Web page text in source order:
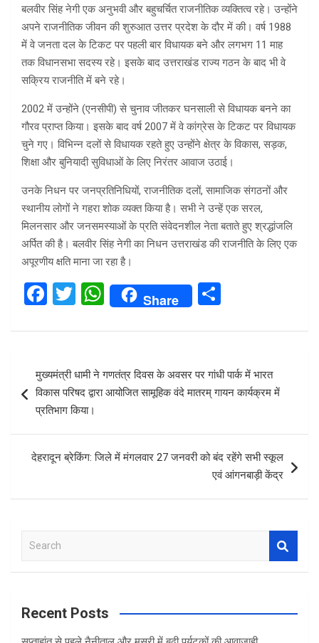
बलवीर सिंह नेगी एक अनुभवी और बहुचर्चित राजनीतिक व्यक्तित्व रहे। उन्होंने
अपने राजनीतिक जीवन की शुरुआत उत्तर प्रदेश के दौर में की। वर्ष 1988
में वे जनता दल के टिकट पर पहली बार विधायक बने और लगभग 11 माह
तक विधानसभा सदस्य रहे। इसके बाद उत्तराखंड राज्य गठन के बाद भी वे
सक्रिय राजनीति में बने रहे।
2002 में उन्होंने (एनसीपी) से चुनाव जीतकर घनसाली से विधायक बनने का
गौरव प्राप्त किया। इसके बाद वर्ष 2007 में वे कांग्रेस के टिकट पर विधायक
चुने गए। विभिन्न दलों से विधायक रहते हुए उन्होंने क्षेत्र के विकास, सड़क,
शिक्षा और बुनियादी सुविधाओं के लिए निरंतर आवाज उठाई।
उनके निधन पर जनप्रतिनिधियों, राजनीतिक दलों, सामाजिक संगठनों और
स्थानीय लोगों ने गहरा शोक व्यक्त किया है। सभी ने उन्हें एक सरल,
मिलनसार और जनसमस्याओं के प्रति संवेदनशील नेता बताते हुए श्रद्धांजलि
अर्पित की है। बलवीर सिंह नेगी का निधन उत्तराखंड की राजनीति के लिए एक
अपूरणीय क्षति माना जा रहा है।
F
ce
b
o
o
k
T
tt
er
W
h
at
A
p
Share
ar
e
navigation
मुख्यमंत्री धामी ने गणतंत्र दिवस के अवसर पर गांधी पार्क में भारत
विकास परिषद द्वारा आयोजित सामूहिक वंदे मातरम् गायन कार्यक्रम में
प्रतिभाग किया।
देहरादून ब्रेकिंग: जिले में मंगलवार 27 जनवरी को बंद रहेंगे सभी स्कूल
एवं आंगनबाड़ी केंद्र
a
c
Recent Posts